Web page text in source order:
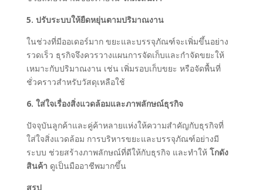
5. ปรับระบบให้ยืดหยุ่นตามปริมาณงาน
ในช่วงที่มีออเดอร์มาก ขยะและบรรจุภัณฑ์จะเพิ่มขึ้นอย่าง
รวดเร็ว ธุรกิจจึงควรวางแผนการจัดเก็บและกำจัดขยะให้
เหมาะกับปริมาณงาน เช่น เพิ่มรอบเก็บขยะ หรือจัดพื้นที่
ชั่วคราวสำหรับวัสดุเหลือใช้
6. ใส่ใจเรื่องสิ่งแวดล้อมและภาพลักษณ์ธุรกิจ
ปัจจุบันลูกค้าและคู่ค้าหลายแห่งให้ความสำคัญกับธุรกิจที่
ใส่ใจสิ่งแวดล้อม การบริหารขยะและบรรจุภัณฑ์อย่างมี
ระบบ ช่วยสร้างภาพลักษณ์ที่ดีให้กับธุรกิจ และทำให้ โกดัง
สินค้า ดูเป็นมืออาชีพมากขึ้น
สรุป